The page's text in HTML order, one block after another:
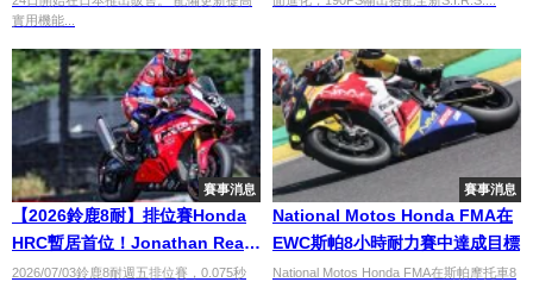
實用機能...
賽事消息
【2026鈴鹿8耐】排位賽Honda
HRC暫居首位！Jonathan Rea 2
分04秒422最速×三支Yamaha車
2026/07/03鈴鹿8耐週五排位賽，0.075秒
賽事消息
National Motos Honda FMA在
EWC斯帕8小時耐力賽中達成目標
National Motos Honda FMA在斯帕摩托車8